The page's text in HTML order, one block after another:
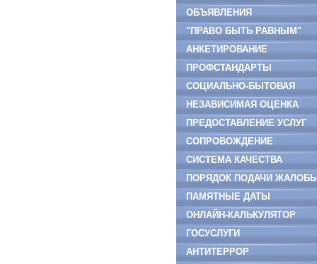
ОБЪЯВЛЕНИЯ
"ПРАВО БЫТЬ РАВНЫМ"
АНКЕТИРОВАНИЕ
ПРОФСТАНДАРТЫ
СОЦИАЛЬНО-БЫТОВАЯ
АДАПТАЦИЯ
НЕЗАВИСИМАЯ ОЦЕНКА
ПРЕДОСТАВЛЕНИЕ УСЛУГ
СОПРОВОЖДЕНИЕ
СИСТЕМА КАЧЕСТВА
ПОРЯДОК ПОДАЧИ ЖАЛОБЫ
ПАМЯТНЫЕ ДАТЫ
ОНЛАЙН-КАЛЬКУЛЯТОР
ГОСУСЛУГИ
АНТИТЕРРОР